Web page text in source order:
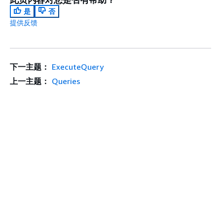
是
否
提供反馈
下一主题： ExecuteQuery
上一主题： Queries